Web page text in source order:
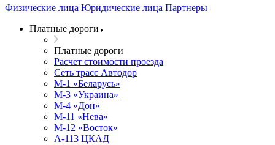
Физические лица Юридические лица Партнеры
Платные дороги
Платные дороги
Расчет стоимости проезда
Сеть трасс Автодор
М-1 «Беларусь»
М-3 «Украина»
М-4 «Дон»
М-11 «Нева»
М-12 «Восток»
А-113 ЦКАД